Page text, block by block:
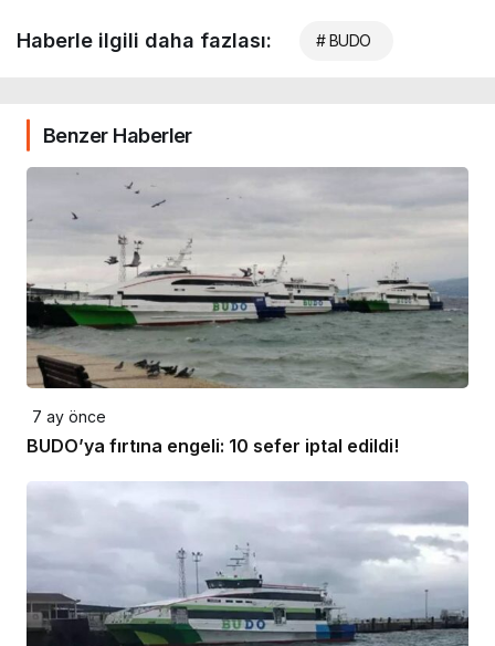
Haberle ilgili daha fazlası: # BUDO
Benzer Haberler
7 ay önce
BUDO’ya fırtına engeli: 10 sefer iptal edildi!